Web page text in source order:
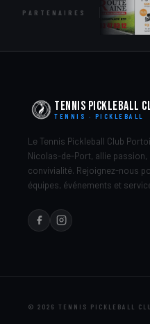
PARTENAIRES
Tennis Pickleball
TENNIS · PICKLEBALL
Le Tennis Pickleball Club
Nicolas-de-Port, allie
convivialité. Rejoignez-nous
équipes, événements et
© 2026 TENNIS PICKLEBALL